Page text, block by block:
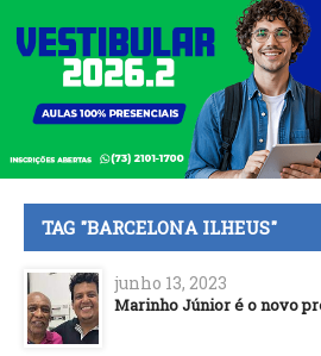
TAG "BARCELONA ILHEUS"
junho 13, 2023
Marinho Júnior é o novo